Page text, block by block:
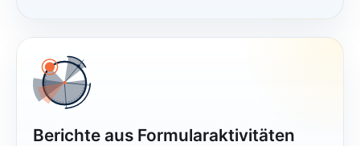
Berichte aus Formularaktivitäten